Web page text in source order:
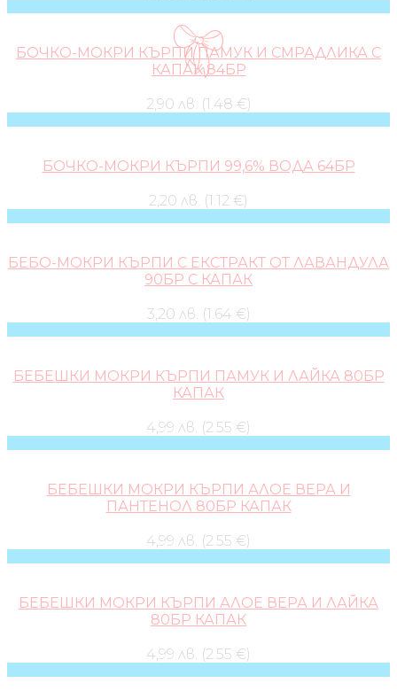
БОЧКО-МОКРИ КЪРПИ ПАМУК И СМРАДЛИКА С
КАПАК 84БР
2,90 лв. (1.48 €)
БОЧКО-МОКРИ КЪРПИ 99,6% ВОДА 64БР
2,20 лв. (1.12 €)
БЕБО-МОКРИ КЪРПИ С ЕКСТРАКТ ОТ ЛАВАНДУЛА
90БР С КАПАК
3,20 лв. (1.64 €)
БЕБЕШКИ МОКРИ КЪРПИ ПАМУК И ЛАЙКА 80БР
КАПАК
4,99 лв. (2.55 €)
БЕБЕШКИ МОКРИ КЪРПИ АЛОЕ ВЕРА И
ПАНТЕНОЛ 80БР КАПАК
4,99 лв. (2.55 €)
БЕБЕШКИ МОКРИ КЪРПИ АЛОЕ ВЕРА И ЛАЙКА
80БР КАПАК
4,99 лв. (2.55 €)